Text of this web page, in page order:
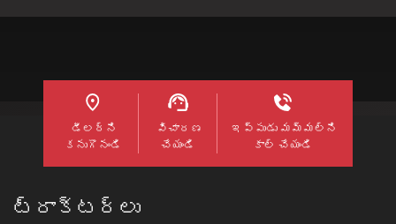
డీలర్ని
కనుగొనండి
విచారణ
చేయండి
ఇప్పుడు మమ్మల్ని
కాల్ చేయండి
ట్రాక్టర్లు